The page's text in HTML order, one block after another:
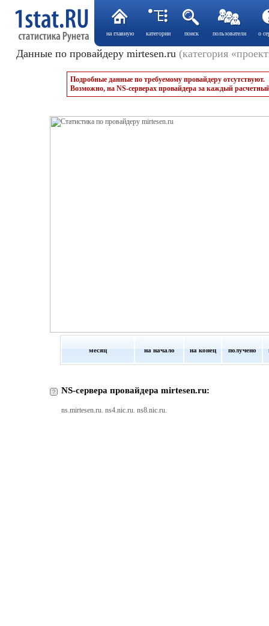
на главную категории поиск пользователи о
Данные по провайдеру mirtesen.ru (категория
Подробные данные по требуемому провайдеру отсутствуют.
Возможно, на NS-серверах провайдера за каждый
месяц на начало на конец получено
NS-сервера провайдера mirtesen.ru:
ns.mirtesen.ru. ns4.nic.ru. ns8.nic.ru.